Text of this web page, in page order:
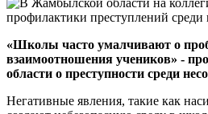
«Школы часто умалчивают о
взаимоотношения учеников» -
области о преступности среди
Негативные явления, такие как